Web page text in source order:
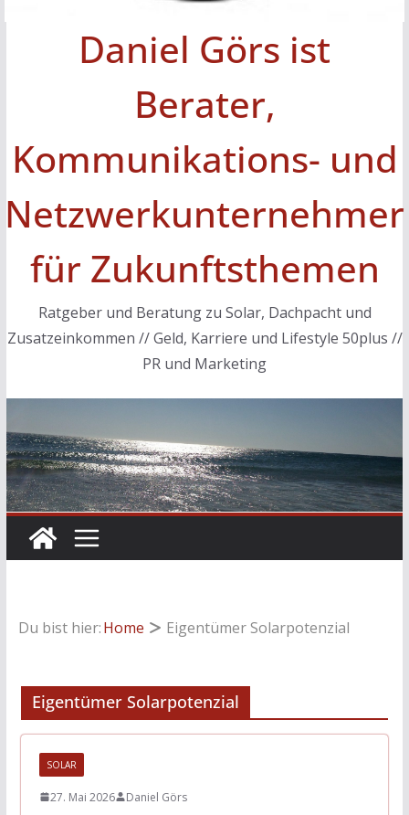
Daniel Görs ist
Berater,
Kommunikations- und
Netzwerkunternehmer
für Zukunftsthemen
Ratgeber und Beratung zu Solar, Dachpacht und
Zusatzeinkommen // Geld, Karriere und Lifestyle 50plus //
PR und Marketing
Du bist hier:Home Eigentümer Solarpotenzial
Eigentümer Solarpotenzial
SOLAR
27. Mai 2026 Daniel Görs